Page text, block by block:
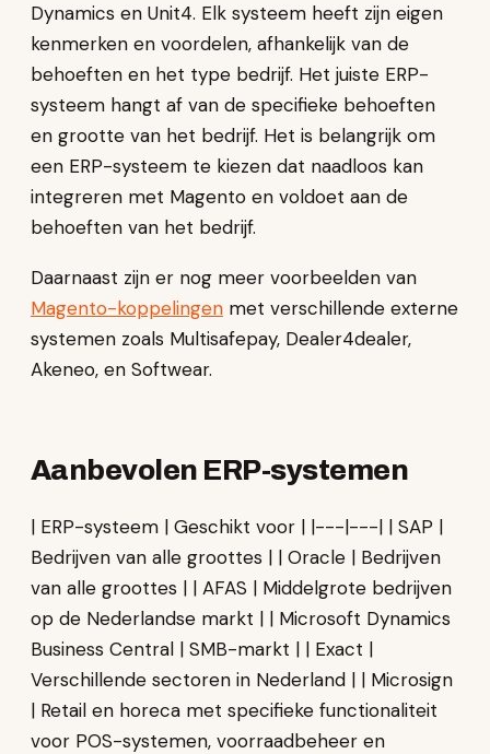
Dynamics en Unit4. Elk systeem heeft zijn eigen
kenmerken en voordelen, afhankelijk van de
behoeften en het type bedrijf. Het juiste ERP-
systeem hangt af van de specifieke behoeften
en grootte van het bedrijf. Het is belangrijk om
een ERP-systeem te kiezen dat naadloos kan
integreren met Magento en voldoet aan de
behoeften van het bedrijf.
Daarnaast zijn er nog meer voorbeelden van
Magento-koppelingen met verschillende externe
systemen zoals Multisafepay, Dealer4dealer,
Akeneo, en Softwear.
Aanbevolen ERP-systemen
| ERP-systeem | Geschikt voor | |---|---| | SAP |
Bedrijven van alle groottes | | Oracle | Bedrijven
van alle groottes | | AFAS | Middelgrote bedrijven
op de Nederlandse markt | | Microsoft Dynamics
Business Central | SMB-markt | | Exact |
Verschillende sectoren in Nederland | | Microsign
| Retail en horeca met specifieke functionaliteit
voor POS-systemen, voorraadbeheer en